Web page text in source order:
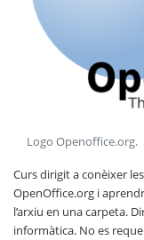
Logo Openoffice.org.
Curs dirigit a conèixer
OpenOffice.org i
l’arxiu en una carpeta.
informàtica. No es